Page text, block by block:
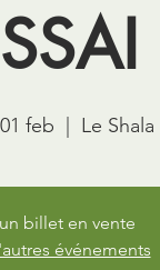
feb Le Shala
billet en vente
événements